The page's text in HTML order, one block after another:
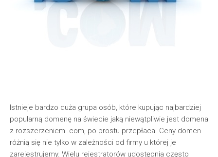
Istnieje bardzo duża grupa osób, które kupując najbardziej
popularną domenę na świecie jaką niewątpliwie jest domena
z rozszerzeniem .com, po prostu przepłaca. Ceny domen
różnią się nie tylko w zależności od firmy u której je
zarejestrujemy. Wielu rejestratorów udostępnia często